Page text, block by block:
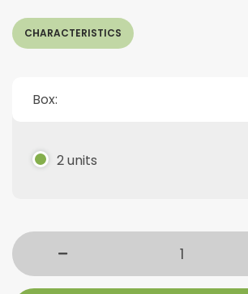
CHARACTERISTICS
Box:
2 units